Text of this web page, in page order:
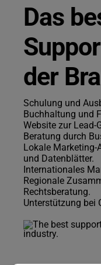
Das
der
Schulung und
Buchhaltung und
Website zur Lead-
Beratung durch
Lokale Marketing-
und Datenblätter.
Internationales
Regionale
Rechtsberatung.
Unterstützung bei